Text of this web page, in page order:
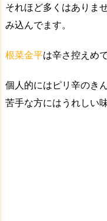
それほど多くはありま
み込んでます。
根菜金平は辛さ控えめ
個人的にはピリ辛のき
苦手な方にはうれしい